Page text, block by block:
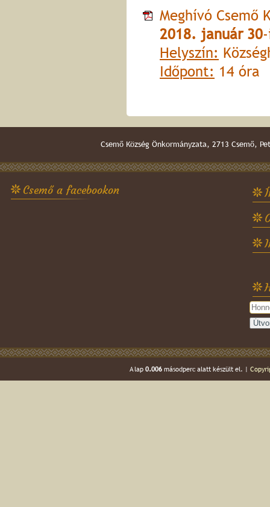
Meghívó Csemő
2018. január 30
Helyszín:
Időpont: 14 óra
Csemő Község Önkormányzata, 2713
Csemő a facebookon
A lap 0.006másodperc alatt készült el. |